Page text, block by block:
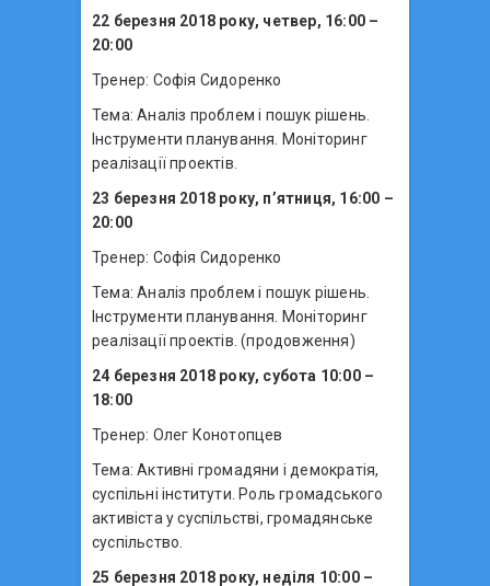
22 березня 2018 року, четвер, 16:00 –
20:00
Тренер: Софія Сидоренко
Тема: Аналіз проблем і пошук рішень.
Інструменти планування. Моніторинг
реалізації проектів.
23 березня 2018 року, п’ятниця, 16:00 –
20:00
Тренер: Софія Сидоренко
Тема: Аналіз проблем і пошук рішень.
Інструменти планування. Моніторинг
реалізації проектів. (продовження)
24 березня 2018 року, субота 10:00 –
18:00
Тренер: Олег Конотопцев
Тема: Активні громадяни і демократія,
суспільні інститути. Роль громадського
активіста у суспільстві, громадянське
суспільство.
25 березня 2018 року, неділя 10:00 –